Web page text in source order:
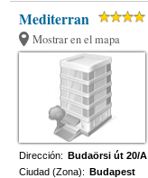
Mediterran
Mostrar en el mapa
Dirección: Budaörsi út 20/A
Ciudad (Zona): Budapest